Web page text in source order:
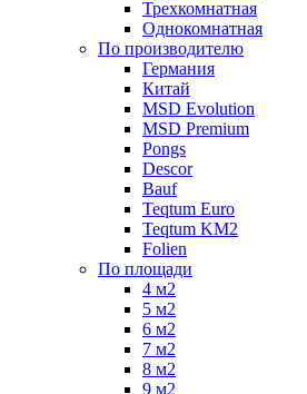
Трехкомнатная
Однокомнатная
По производителю
Германия
Китай
MSD Evolution
MSD Premium
Pongs
Descor
Bauf
Teqtum Euro
Teqtum KM2
Folien
По площади
4 м2
5 м2
6 м2
7 м2
8 м2
9 м2